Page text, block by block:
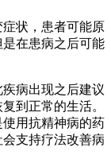
状，患者可能原
在患病之后可能
病出现之后建议
到正常的生活。
用抗精神病的药
支持疗法改善病